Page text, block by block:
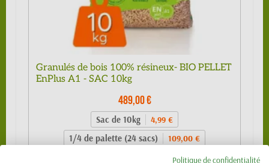
Granulés de bois 100% résineux- BIO PELLET
EnPlus A1 - SAC 10kg
489,00 €
Sac de 10kg 4,99 €
1/4 de palette (24 sacs) 109,00 €
1/2 palette 480kg (48 sacs) - SPECIALPolitique de confidentialité